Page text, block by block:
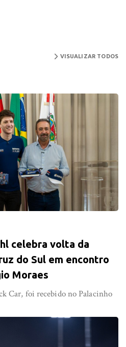
VISUALIZAR TODOS
celebra volta da
do Sul em encontro
Moraes
Car, foi recebido no Palacinho